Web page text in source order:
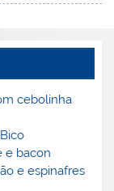
cebolinha
e bacon
e espinafres